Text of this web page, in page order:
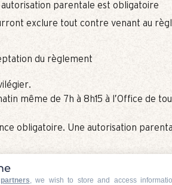
autorisation parentale est obligatoire
exclure tout contre venant au
du règlement
même de 7h à 8h15 à l’Office de
obligatoire. Une autorisation
partners, we wish to store and access